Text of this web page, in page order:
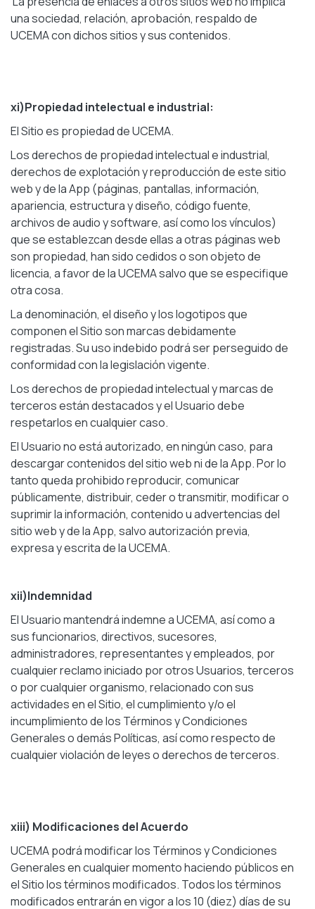
una sociedad, relación, aprobación, respaldo de
UCEMA con dichos sitios y sus contenidos.
xi)Propiedad intelectual e industrial:
El Sitio es propiedad de UCEMA.
Los derechos de propiedad intelectual e industrial,
derechos de explotación y reproducción de este sitio
web y de la App (páginas, pantallas, información,
apariencia, estructura y diseño, código fuente,
archivos de audio y software, así como los vínculos)
que se establezcan desde ellas a otras páginas web
son propiedad, han sido cedidos o son objeto de
licencia, a favor de la UCEMA salvo que se especifique
otra cosa.
La denominación, el diseño y los logotipos que
componen el Sitio son marcas debidamente
registradas. Su uso indebido podrá ser perseguido de
conformidad con la legislación vigente.
Los derechos de propiedad intelectual y marcas de
terceros están destacados y el Usuario debe
respetarlos en cualquier caso.
El Usuario no está autorizado, en ningún caso, para
descargar contenidos del sitio web ni de la App. Por lo
tanto queda prohibido reproducir, comunicar
públicamente, distribuir, ceder o transmitir, modificar o
suprimir la información, contenido u advertencias del
sitio web y de la App, salvo autorización previa,
expresa y escrita de la UCEMA.
xii)Indemnidad
El Usuario mantendrá indemne a UCEMA, así como a
sus funcionarios, directivos, sucesores,
administradores, representantes y empleados, por
cualquier reclamo iniciado por otros Usuarios, terceros
o por cualquier organismo, relacionado con sus
actividades en el Sitio, el cumplimiento y/o el
incumplimiento de los Términos y Condiciones
Generales o demás Políticas, así como respecto de
cualquier violación de leyes o derechos de terceros.
xiii) Modificaciones del Acuerdo
UCEMA podrá modificar los Términos y Condiciones
Generales en cualquier momento haciendo públicos en
el Sitio los términos modificados. Todos los términos
modificados entrarán en vigor a los 10 (diez) días de su